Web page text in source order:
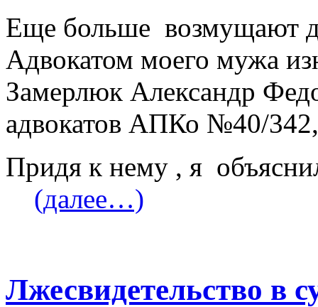
Еще больше возмущают
Адвокатом моего мужа
Замерлюк Александр
адвокатов АПКо №40/
Придя к нему , я
(далее…)
Лжесвидетельство в